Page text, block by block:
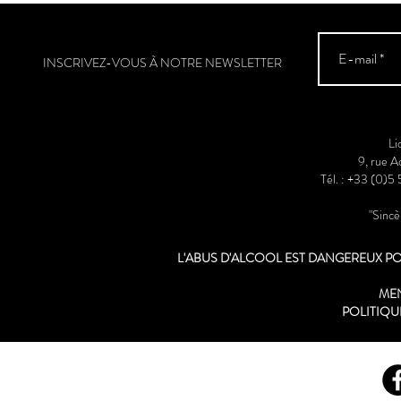
INSCRIVEZ-VOUS À NOTRE NEWSLETTER
9, rue
Tél. : +33
L'ABUS D'ALCOOL EST DANGEREUX